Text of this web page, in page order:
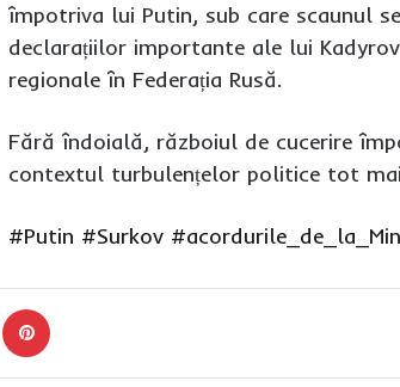
împotriva lui Putin, sub care scaunul
declarațiilor importante ale lui
regionale în Federația Rusă.
Fără îndoială, războiul de cucerire
contextul turbulențelor politice tot
#Putin #Surkov
LinkedIn